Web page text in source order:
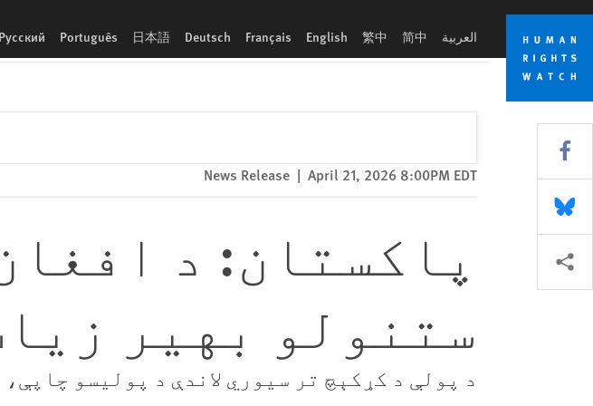
Skip
cookie
privacy
notice
Skip
main
content
العربية 简中
繁中
English
Français
Deutsch
日本語
Português
Русский
April 21, 2026 8:00PM EDT
|
News Release
پاکستان: د
ستنولو بهیر
د پولې د کړکېچ تر سیوري لاندې د پولیسو
Share this via Facebook
Share this via Bluesky
More sharing options